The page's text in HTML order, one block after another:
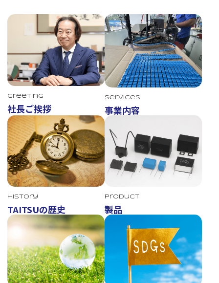
TAITSU
Greeting
社長ご挨拶
Services
事業内容
History
TAITSUの歴史
Product
製品